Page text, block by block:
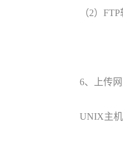
（2）
6、上传
UNIX主机